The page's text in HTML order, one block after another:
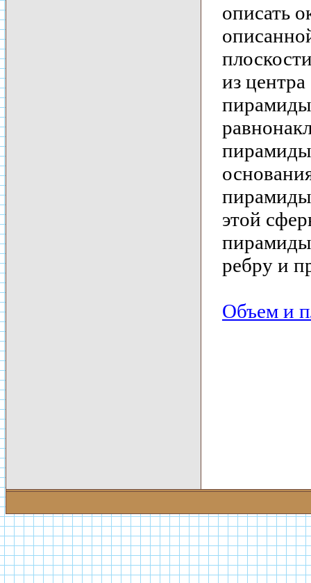
описать
из
пирамиды
пирамиды
этой
пирамиды
ребру и
Объем и